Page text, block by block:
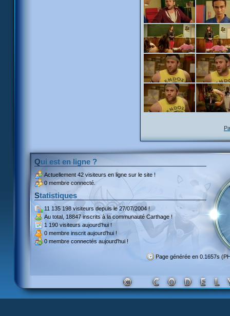
Qui est en ligne ?
Actuellement 42 visiteurs en ligne sur le site !
0 membre connecté.
Statistiques
11 135 198 visiteursdepuis le 27/07/2004 !
Au total, 18847 inscritsà la communauté Carthage !
1 190 visiteurs aujourd'hui !
0 membre inscrit aujourd'hui !
0 membre connectés aujourd'hui !
Page générée en 0.1657s